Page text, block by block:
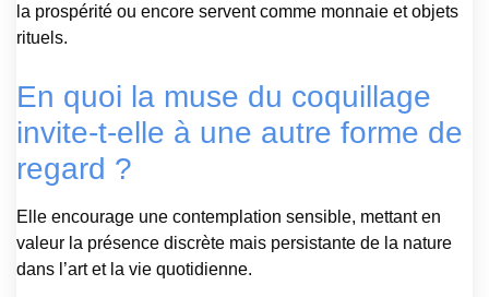
la prospérité ou encore servent comme monnaie et objets
rituels.
En quoi la muse du coquillage
invite-t-elle à une autre forme de
regard ?
Elle encourage une contemplation sensible, mettant en
valeur la présence discrète mais persistante de la nature
dans l’art et la vie quotidienne.